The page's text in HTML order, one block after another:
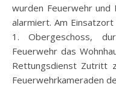
wurden Feuerwehr und
alarmiert. Am
1. Obergeschoss,
Feuerwehr das
Rettungsdienst Zutritt
Feuerwehrkameraden